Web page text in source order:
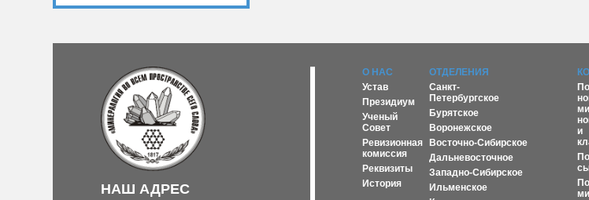
НАШ АДРЕС
О НАС
Устав
Президиум
Ученый
Совет
Ревизионная
комиссия
Реквизиты
История
ОТДЕЛЕНИЯ
Санкт-
Петербургское
Бурятское
Воронежское
Восточно-Сибирское
Дальневосточное
Западно-Сибирское
Ильменское
По
и